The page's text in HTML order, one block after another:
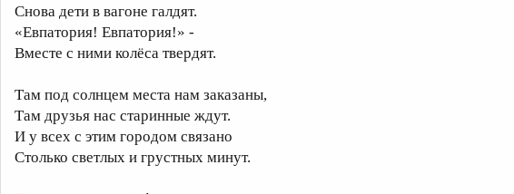
Снова дети в вагоне галдят.
«Евпатория! Евпатория!» -
Вместе с ними колёса твердят.
Там под солнцем места нам заказаны,
Там друзья нас старинные ждут.
И у всех с этим городом связано
Столько светлых и грустных минут.